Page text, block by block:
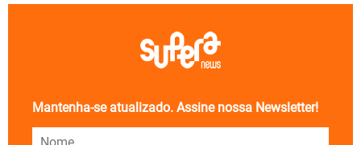
Mantenha-se atualizado. Assine nossa Newsletter!